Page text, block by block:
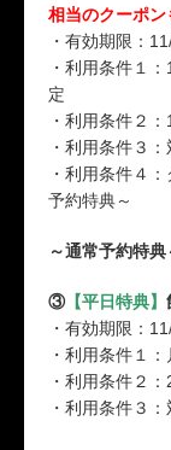
相当のクーポン
・有効期限：
・利用条件１
定
・利用条件２
・利用条件３
・利用条件４
予約特典～
～通常予約特典
③【平日特典】
・有効期限：
・利用条件１
・利用条件２
・利用条件３